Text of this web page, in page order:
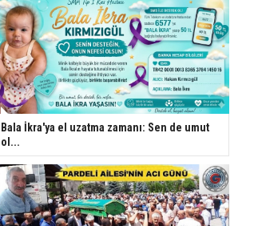
Bala İkra'ya el uzatma zamanı: Sen de umut
ol...